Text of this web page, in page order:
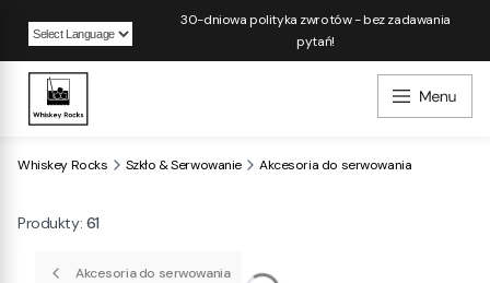
Powered by
30-dniowa polityka zwrotów - bez zadawania
pytań!
Whiskey Rocks Szkło & Serwowanie Akcesoria do serwowania
Produkty: 61
Akcesoria do serwowania